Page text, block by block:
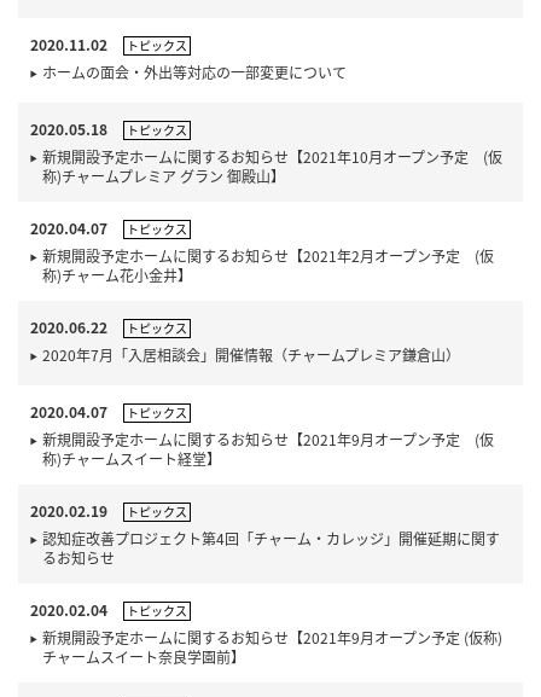
2020.11.02 トピックス
ホームの面会・外出等対応の一部変更について
2020.05.18 トピックス
新規開設予定ホームに関するお知らせ【2021年10月オープン予定 (仮
称)チャームプレミア グラン 御殿山】
2020.04.07 トピックス
新規開設予定ホームに関するお知らせ【2021年2月オープン予定 (仮
称)チャーム花小金井】
2020.06.22 トピックス
2020年7月「入居相談会」開催情報（チャームプレミア鎌倉山）
2020.04.07 トピックス
新規開設予定ホームに関するお知らせ【2021年9月オープン予定 (仮
称)チャームスイート経堂】
2020.02.19 トピックス
認知症改善プロジェクト第4回「チャーム・カレッジ」開催延期に関す
るお知らせ
2020.02.04 トピックス
新規開設予定ホームに関するお知らせ【2021年9月オープン予定 (仮称)
チャームスイート奈良学園前】